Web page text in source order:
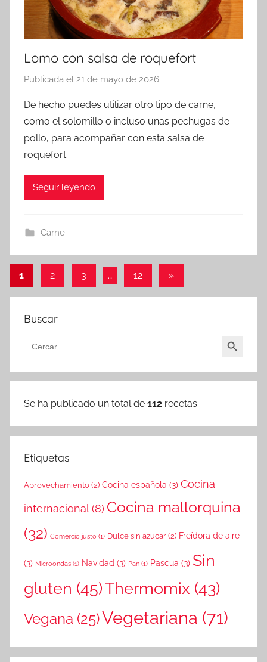
Lomo con salsa de roquefort
Publicada el 21 de mayo de 2026
r
a
d
De hecho puedes utilizar otro tipo de carne,
como el solomillo o incluso unas pechugas de
pollo, para acompañar con esta salsa de
roquefort.
Seguir leyendo
Carne
Paginación
de
entradas
1 2 3 … 12
Entradas
»
Buscar
Buscar: Botón de búsqueda
Se ha publicado un total de 112 recetas
Etiquetas
Aprovechamiento (2) Cocina española (3) Cocina
internacional(8) Cocina mallorquina
(32) Comercio justo (1) Dulce sin azucar (2) Freídora de aire
(3) Microondas (1) Navidad (3) Pan (1) Pascua (3) Sin
gluten (45)Thermomix (43)
Vegana (25)Vegetariana (71)